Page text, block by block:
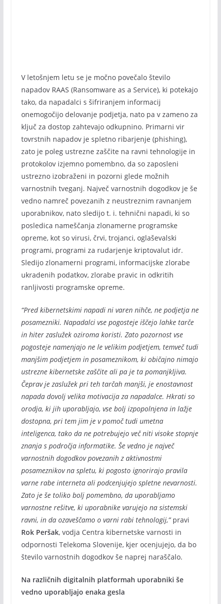
V letošnjem letu se je močno povečalo število
napadov RAAS (Ransomware as a Service), ki potekajo
tako, da napadalci s šifriranjem informacij
onemogočijo delovanje podjetja, nato pa v zameno za
ključ za dostop zahtevajo odkupnino. Primarni vir
tovrstnih napadov je spletno ribarjenje (phishing),
zato je poleg ustrezne zaščite na ravni tehnologije in
protokolov izjemno pomembno, da so zaposleni
ustrezno izobraženi in pozorni glede možnih
varnostnih tveganj. Največ varnostnih dogodkov je še
vedno namreč povezanih z neustreznim ravnanjem
uporabnikov, nato sledijo t. i. tehnični napadi, ki so
posledica nameščanja zlonamerne programske
opreme, kot so virusi, črvi, trojanci, oglaševalski
programi, programi za rudarjenje kriptovalut idr.
Sledijo zlonamerni programi, informacijske zlorabe
ukradenih podatkov, zlorabe pravic in odkritih
ranljivosti programske opreme.
“Pred kibernetskimi napadi ni varen nihče, ne podjetja ne
posamezniki. Napadalci vse pogosteje iščejo lahke tarče
in hiter zaslužek oziroma koristi. Zato pozornost vse
pogosteje namenjajo ne le velikim podjetjem, temveč tudi
manjšim podjetjem in posameznikom, ki običajno nimajo
ustrezne kibernetske zaščite ali pa je ta pomanjkljiva.
Čeprav je zaslužek pri teh tarčah manjši, je enostavnost
napada dovolj velika motivacija za napadalce. Hkrati so
orodja, ki jih uporabljajo, vse bolj izpopolnjena in lažje
dostopna, pri tem jim je v pomoč tudi umetna
inteligenca, tako da ne potrebujejo več niti visoke stopnje
znanja s področja informatike. Še vedno je največ
varnostnih dogodkov povezanih z aktivnostmi
posameznikov na spletu, ki pogosto ignorirajo pravila
varne rabe interneta ali podcenjujejo spletne nevarnosti.
Zato je še toliko bolj pomembno, da uporabljamo
varnostne rešitve, ki uporabnike varujejo na sistemski
ravni, in da ozaveščamo o varni rabi tehnologij,”pravi
Rok Peršak, vodja Centra kibernetske varnosti in
odpornosti Telekoma Slovenije, kjer ocenjujejo, da bo
število varnostnih dogodkov še naprej naraščalo.
Na različnih digitalnih platformah uporabniki še
vedno uporabljajo enaka gesla